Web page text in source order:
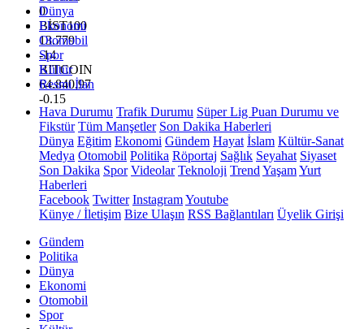
0
BİST100
13.779
-14
BITCOIN
64.840,97
-0.15
Dünya
Ekonomi
Otomobil
Spor
Kültür
Resmi İlan
Hava Durumu Trafik Durumu Süper Lig Puan Durumu ve
Fikstür Tüm Manşetler Son Dakika Haberleri
Dünya Eğitim Ekonomi Gündem Hayat İslam Kültür-Sanat
Medya Otomobil Politika Röportaj Sağlık Seyahat Siyaset
Son Dakika Spor Videolar Teknoloji Trend YaşamYurt
Haberleri
Facebook Twitter InstagramYoutube
Künye / İletişim Bize Ulaşın RSS Bağlantıları Üyelik Girişi
Gündem
Politika
Dünya
Ekonomi
Otomobil
Spor